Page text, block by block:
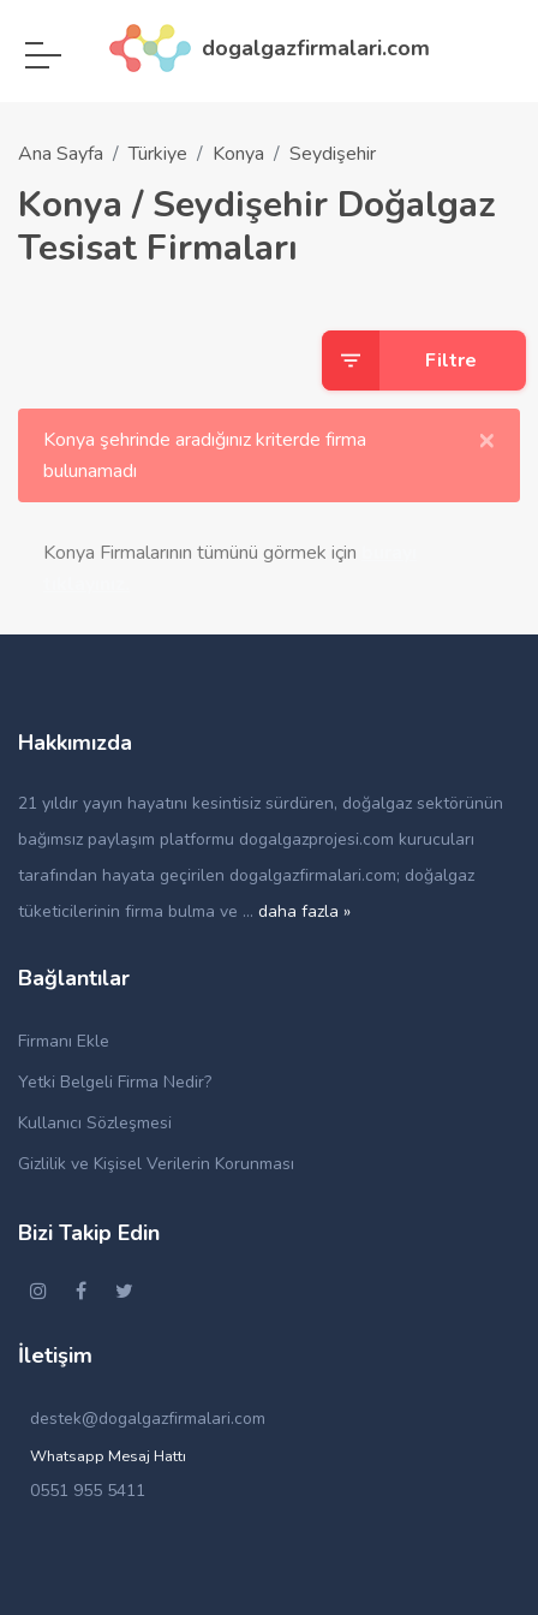
dogalgazfirmalari.com
Ana Sayfa Türkiye Konya Seydişehir
Konya / Seydişehir Doğalgaz
Tesisat Firmaları
Filtre
Konya şehrinde aradığınız kriterde firma
bulunamadı
×
Konya Firmalarının tümünü görmek için
Hakkımızda
21 yıldır yayın hayatını kesintisiz sürdüren, doğalgaz sektörünün
bağımsız paylaşım platformu dogalgazprojesi.com kurucuları
tarafından hayata geçirilen dogalgazfirmalari.com; doğalgaz
tüketicilerinin firma bulma ve ... daha fazla »
Bağlantılar
Firmanı Ekle
Yetki Belgeli Firma Nedir?
Kullanıcı Sözleşmesi
Gizlilik ve Kişisel Verilerin Korunması
Bizi Takip Edin
İletişim
destek@dogalgazfirmalari.com
Whatsapp Mesaj Hattı
0551 955 5411